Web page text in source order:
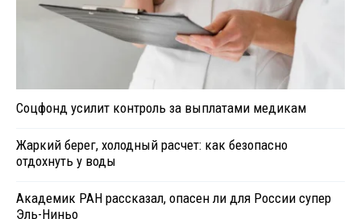
Соцфонд усилит контроль за выплатами медикам
Жаркий берег, холодный расчет: как безопасно
отдохнуть у воды
Академик РАН рассказал, опасен ли для России супер
Эль-Ниньо